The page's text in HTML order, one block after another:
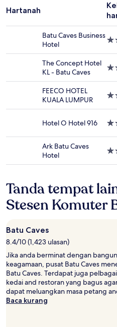
orang
ketersediaan
perubahan.
tambahan
dikenakan.
Hartanah
Batu Caves Business
Hotel
The Concept Hotel
KL - Batu Caves
FEECO HOTEL
KUALA LUMPUR
Hotel O Hotel 916
Ark Batu Caves
Hotel
Tanda tempat
Stesen Komuter
Batu Caves
8.4/10 (1,423 ulasan)
Jika anda berminat dengan
keagamaan, pusat Batu Caves
Batu Caves. Terdapat juga
kedai and restoran yang bagus
dapat meluangkan masa petang
Baca kurang